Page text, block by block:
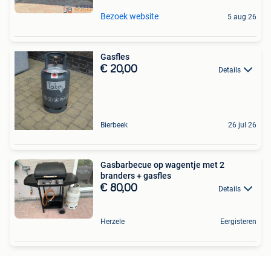
Bezoek website 5 aug 26
Gasfles
€ 20,00 Details
Bierbeek 26 jul 26
Gasbarbecue op wagentje met 2
branders + gasfles
€ 80,00 Details
Herzele Eergisteren